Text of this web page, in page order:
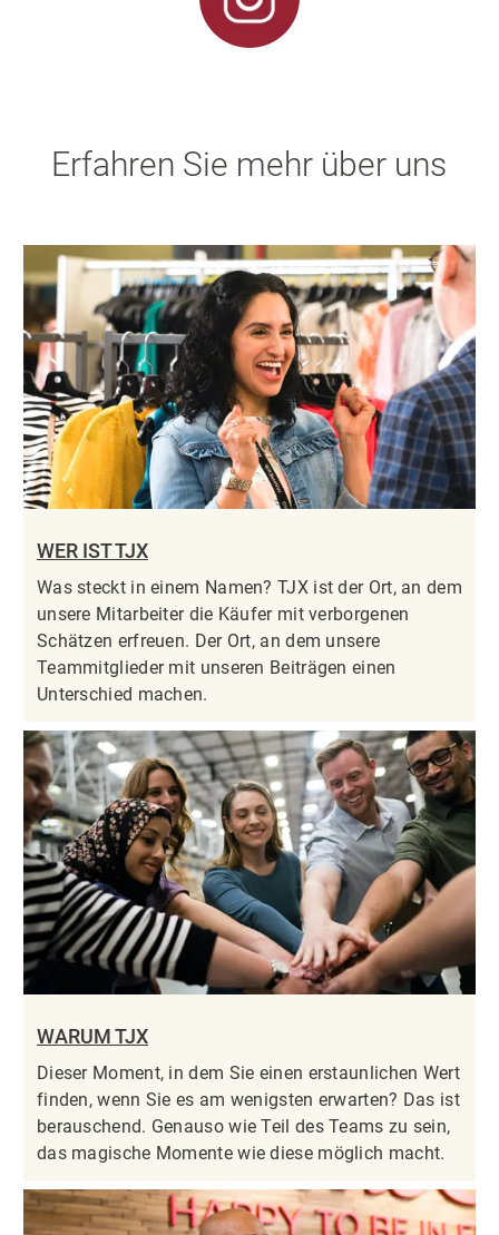
Erfahren Sie mehr über uns
WER IST TJX
Was steckt in einem Namen? TJX ist der Ort, an dem
unsere Mitarbeiter die Käufer mit verborgenen
Schätzen erfreuen. Der Ort, an dem unsere
Teammitglieder mit unseren Beiträgen einen
Unterschied machen.
WARUM TJX
Dieser Moment, in dem Sie einen erstaunlichen Wert
finden, wenn Sie es am wenigsten erwarten? Das ist
berauschend. Genauso wie Teil des Teams zu sein,
das magische Momente wie diese möglich macht.